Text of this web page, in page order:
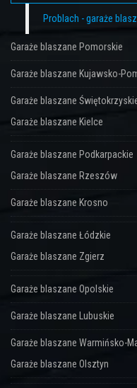
Problach - garaże
Garaże blaszane Pomorskie
Garaże blaszane Kujawsko-
Garaże blaszane
Garaże blaszane Kielce
Garaże blaszane Podkarpackie
Garaże blaszane Rzeszów
Garaże blaszane Krosno
Garaże blaszane Łódzkie
Garaże blaszane Zgierz
Garaże blaszane Opolskie
Garaże blaszane Lubuskie
Garaże blaszane Warmińsko-
Garaże blaszane Olsztyn